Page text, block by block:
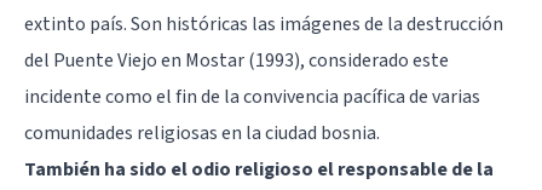
extinto país. Son históricas las imágenes de la destrucción
del Puente Viejo en Mostar (1993), considerado este
incidente como el fin de la convivencia pacífica de varias
comunidades religiosas en la ciudad bosnia.
También ha sido el odio religioso el responsable de la